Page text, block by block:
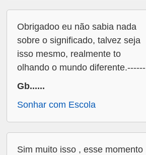
Obrigadoo eu não sabia nada
sobre o significado, talvez seja
isso mesmo, realmente to
olhando o mundo diferente.------
Gb......
Sonhar com Escola
Sim muito isso , esse momento